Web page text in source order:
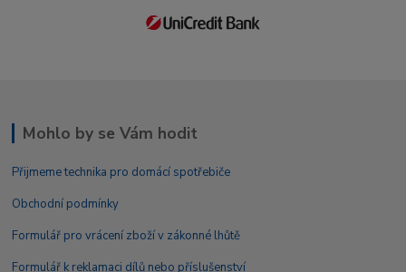
Mohlo by se Vám hodit
Přijmeme technika pro domácí spotřebiče
Obchodní podmínky
Formulář pro vrácení zboží v zákonné lhůtě
Formulář k reklamaci dílů nebo příslušenství